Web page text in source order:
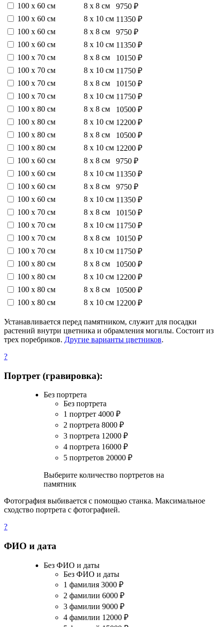
100 х 60 см
8 х 8 см
9750 ₽
100 х 60 см
8 х 10 см 11350 ₽
100 х 60 см
8 х 8 см
9750 ₽
100 х 60 см
8 х 10 см 11350 ₽
100 х 70 см
8 х 8 см
10150 ₽
100 х 70 см
8 х 10 см 11750 ₽
100 х 70 см
8 х 8 см
10150 ₽
100 х 70 см
8 х 10 см 11750 ₽
100 х 80 см
8 х 8 см
10500 ₽
100 х 80 см
8 х 10 см 12200 ₽
100 х 80 см
8 х 8 см
10500 ₽
100 х 80 см
8 х 10 см 12200 ₽
100 х 60 см
8 х 8 см
9750 ₽
100 х 60 см
8 х 10 см 11350 ₽
100 х 60 см
8 х 8 см
9750 ₽
100 х 60 см
8 х 10 см 11350 ₽
100 х 70 см
8 х 8 см
10150 ₽
100 х 70 см
8 х 10 см 11750 ₽
100 х 70 см
8 х 8 см
10150 ₽
100 х 70 см
8 х 10 см 11750 ₽
100 х 80 см
8 х 8 см
10500 ₽
100 х 80 см
8 х 10 см 12200 ₽
100 х 80 см
8 х 8 см
10500 ₽
100 х 80 см
8 х 10 см 12200 ₽
Устанавливается перед памятником, служит для посадки
растений внутри цветника и обрамления могилы. Состоит из
трех поребриков. Другие варианты цветников.
?
Портрет (гравировка):
Без портрета
Без портрета
1 портрет 4000 ₽
2 портрета 8000 ₽
3 портрета 12000 ₽
4 портрета 16000 ₽
5 портретов 20000 ₽
Выберите количество портретов на
памятник
Фотография выбивается с помощью станка. Максимальное
сходство портрета с фотографией.
?
ФИО и дата
Без ФИО и даты
Без ФИО и даты
1 фамилия 3000 ₽
2 фамилии 6000 ₽
3 фамилии 9000 ₽
4 фамилии 12000 ₽